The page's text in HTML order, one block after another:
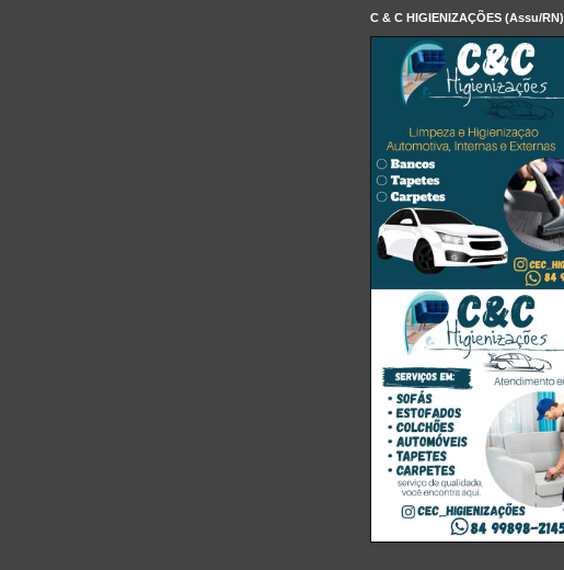
C & C HIGIENIZAÇÕES (Assu/RN)